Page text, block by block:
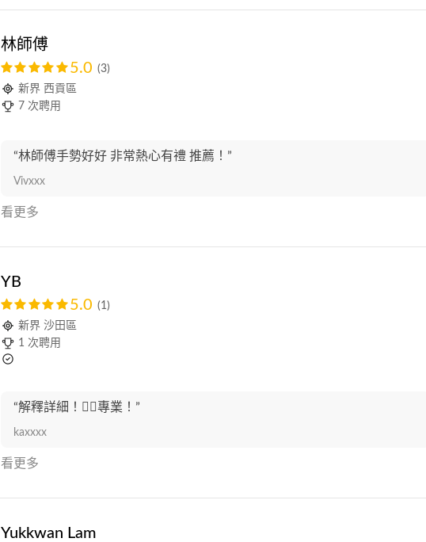
林師傅
5.0 (3)
新界 西貢區
7 次聘用
“林師傅手勢好好 非常熱心有禮 推薦！”
Vivxxx
看更多
YB
5.0 (1)
新界 沙田區
1 次聘用
“解釋詳細！👍🏻專業！”
kaxxxx
看更多
Yukkwan Lam